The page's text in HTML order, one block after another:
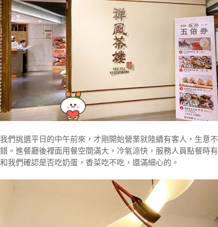
我們挑選平日的中午前來，才剛開始營業就陸續有客人，生意不
錯。進餐廳後裡面用餐空間滿大，冷氣涼快，服務人員點餐時有
和我們確認是否吃奶蛋，香菜吃不吃，還滿細心的。